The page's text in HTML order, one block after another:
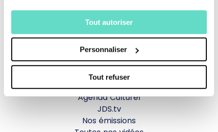
Tout autoriser
Personnaliser
Tout refuser
La messe
Magazine Le Jour du Seigneur
Documentaires
Parole Inattendue
Tous Frères
Générations Laudato Si’
Agenda Culturel
JDS.tv
Nos émissions